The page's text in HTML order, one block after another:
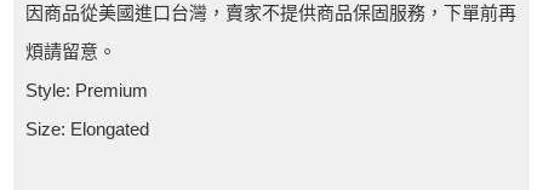
因商品從美國進口台灣，賣家不提供商品保固服務，下單前再
煩請留意。
Style: Premium
Size: Elongated